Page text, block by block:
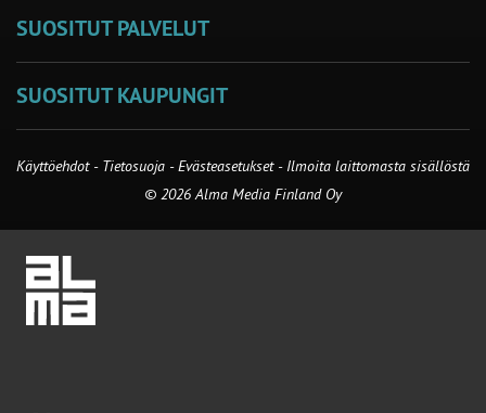
SUOSITUT PALVELUT
SUOSITUT KAUPUNGIT
Käyttöehdot - Tietosuoja -Evästeasetukset- Ilmoita laittomasta sisällöstä
© 2026 Alma Media Finland Oy